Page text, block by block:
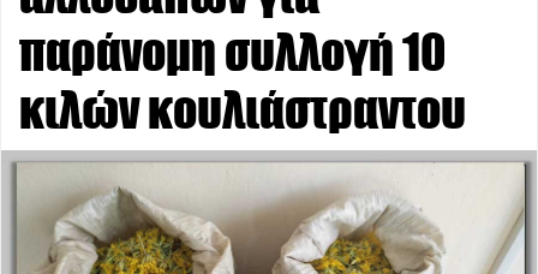
παράνομη συλλογή 10
κιλών κουλιάστραντου